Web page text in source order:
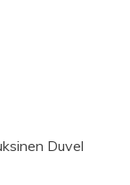
Duvel